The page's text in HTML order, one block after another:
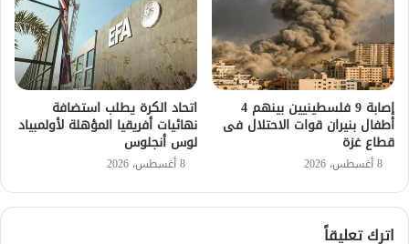
إصابة 9 فلسطينيين بينهم 4
أطفال بنيران قوات الاحتلال فى
قطاع غزة
8 أغسطس، 2026
اتحاد الكرة يطلب استضافة
نهائيات أفريقيا المؤهلة لأولمبياد
لوس أنجلوس
8 أغسطس، 2026
اترك تعليقاً